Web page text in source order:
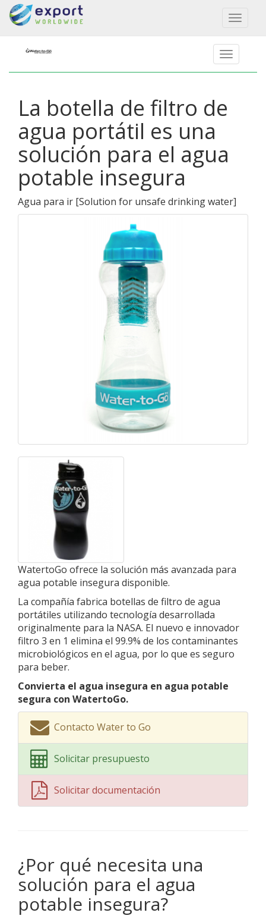
Toggle
La botella de filtro de
agua portátil es una
solución para el agua
potable insegura
Agua para ir [Solution for unsafe drinking water]
WatertoGo ofrece la solución más avanzada para
agua potable insegura disponible.
La compañía fabrica botellas de filtro de agua
portátiles utilizando tecnología desarrollada
originalmente para la NASA. El nuevo e innovador
filtro 3 en 1 elimina el 99.9% de los contaminantes
microbiológicos en el agua, por lo que es seguro
para beber.
Convierta el agua insegura en agua potable
segura con WatertoGo.
Contacto Water to Go
Solicitar presupuesto
Solicitar documentación
¿Por qué necesita una
solución para el agua
potable insegura?